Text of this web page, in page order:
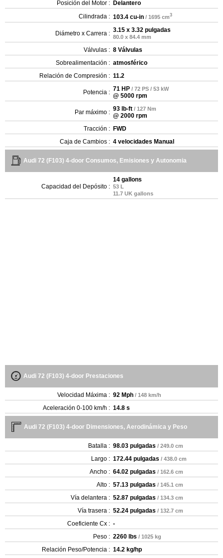
Posición del Motor : Delantero
Cilindrada : 103.4 cu-in / 1695 cm3
Diámetro x Carrera : 3.15 x 3.32 pulgadas
80.0 x 84.4 mm
Válvulas : 8 Válvulas
Sobrealimentación : atmosférico
Relación de Compresión : 11.2
Potencia : 71 HP / 72 PS / 53 kW
@ 5000 rpm
Par máximo : 93 lb-ft / 127 Nm
@ 2000 rpm
Tracción : FWD
Caja de Cambios : 4 velocidades Manual
Audi 72 (F103) 4-door Consumos, Emisiones y Autonomia
Capacidad del Depósito :
14 gallons
53 L
11.7 UK gallons
Audi 72 (F103) 4-door Prestaciones
Velocidad Máxima : 92 Mph / 148 km/h
Aceleración 0-100 km/h : 14.8 s
Audi 72 (F103) 4-door Dimensiones, Aerodinámica y Peso
Batalla : 98.03 pulgadas / 249.0 cm
Largo : 172.44 pulgadas / 438.0 cm
Ancho : 64.02 pulgadas / 162.6 cm
Alto : 57.13 pulgadas / 145.1 cm
Vía delantera : 52.87 pulgadas / 134.3 cm
Vía trasera : 52.24 pulgadas / 132.7 cm
Coeficiente Cx : -
Peso : 2260 lbs / 1025 kg
Relación Peso/Potencia : 14.2 kg/hp